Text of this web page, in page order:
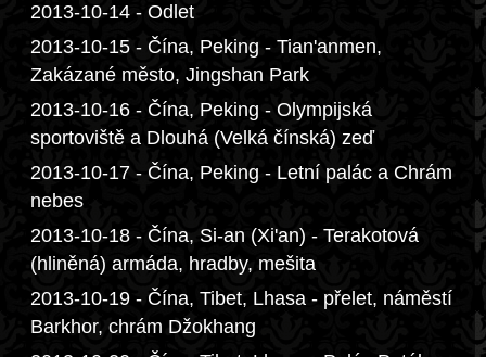
2013-10-14 - Odlet
2013-10-15 - Čína, Peking - Tian'anmen,
Zakázané město, Jingshan Park
2013-10-16 - Čína, Peking - Olympijská
sportoviště a Dlouhá (Velká čínská) zeď
2013-10-17 - Čína, Peking - Letní palác a Chrám
nebes
2013-10-18 - Čína, Si-an (Xi'an) - Terakotová
(hliněná) armáda, hradby, mešita
2013-10-19 - Čína, Tibet, Lhasa - přelet, náměstí
Barkhor, chrám Džokhang